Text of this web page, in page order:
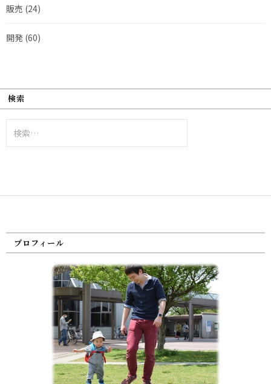
販売 (24)
開発 (60)
検索
索:
プロフィール